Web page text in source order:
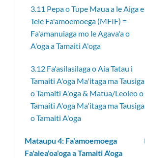
3.11 Pepa o Tupe Maua a le Aiga e
Tele Fa'amoemoega (MFIF) =
Fa'amanuiaga mo le Agava'a o
A'oga a Tamaiti A'oga
3.12 Fa'asilasilaga o Aia Tatau i
Tamaiti A'oga Ma'itaga ma Tausiga
o Tamaiti A'oga & Matua/Leoleo o
Tamaiti A'oga Ma'itaga ma Tausiga
o Tamaiti A'oga
Mataupu 4: Fa'amoemoega
Fa'alea'oa'oga a Tamaiti A'oga